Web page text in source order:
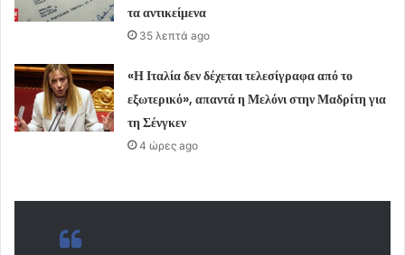
τα αντικείμενα
35 λεπτά ago
«Η Ιταλία δεν δέχεται τελεσίγραφα από το
εξωτερικό», απαντά η Μελόνι στην Μαδρίτη για
τη Σένγκεν
4 ώρες ago